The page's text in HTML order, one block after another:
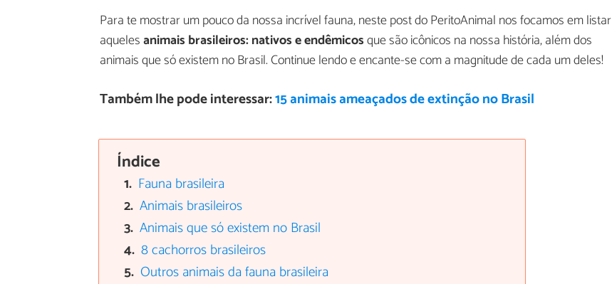
Para te mostrar um pouco da nossa incrível fauna, neste post do PeritoAnimal nos focamos em listar
aquelesanimais brasileiros: nativos e endêmicosque são icônicos na nossa história, além dos
animais que só existem no Brasil. Continue lendo e encante-se com a magnitude de cada um deles!
Também lhe pode interessar:15 animais ameaçados de extinção no Brasil
Índice
Fauna brasileira
Animais brasileiros
Animais que só existem no Brasil
8 cachorros brasileiros
Outros animais da fauna brasileira